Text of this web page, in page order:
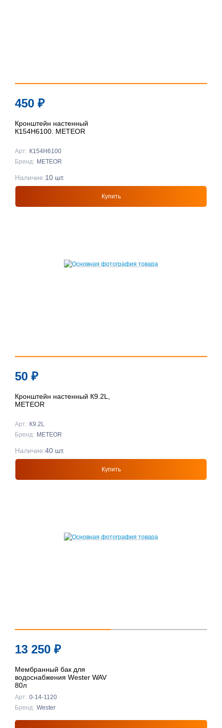
450 ₽
Кронштейн настенный
К154Н6100. METEOR
Арт: К154Н6100
Бренд: METEOR
Купить
Наличие:10 шт.
50 ₽
Кронштейн настенный К9.2L,
METEOR
Арт: К9.2L
Бренд: METEOR
Купить
Наличие:40 шт.
13 250 ₽
Мембранный бак для
водоснабжения Wester WAV
80л
Арт: 0-14-1120
Бренд: Wester